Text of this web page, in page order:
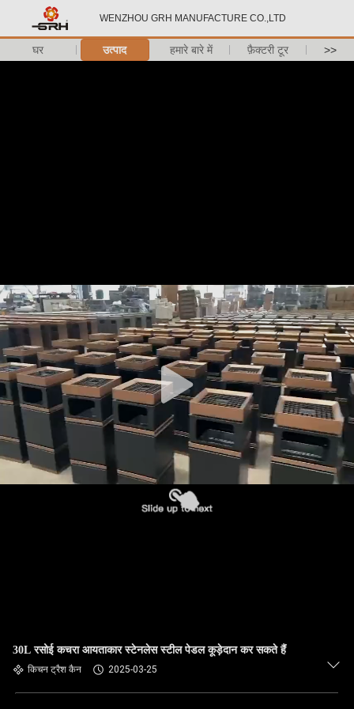
WENZHOU GRH MANUFACTURE CO.,LTD
घर उत्पाद हमारे बारे में फ़ैक्टरी टूर >>
30L रसोई कचरा आयताकार स्टेनलेस स्टील पेडल कूड़ेदान कर सकते हैं
किचन ट्रैश कैन 2025-03-25